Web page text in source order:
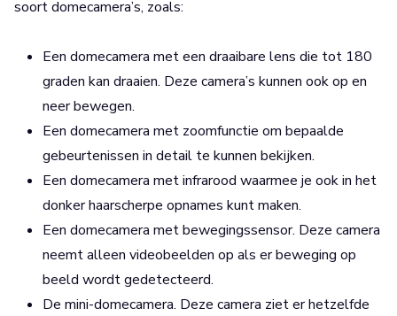
soort domecamera’s, zoals:
Een domecamera met een draaibare lens die tot 180
graden kan draaien. Deze camera’s kunnen ook op en
neer bewegen.
Een domecamera met zoomfunctie om bepaalde
gebeurtenissen in detail te kunnen bekijken.
Een domecamera met infrarood waarmee je ook in het
donker haarscherpe opnames kunt maken.
Een domecamera met bewegingssensor. Deze camera
neemt alleen videobeelden op als er beweging op
beeld wordt gedetecteerd.
De mini-domecamera. Deze camera ziet er hetzelfde